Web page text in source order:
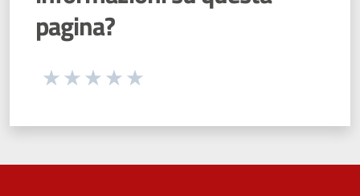
pagina?
Seleziona una valutazione da 1 a 5 stelle